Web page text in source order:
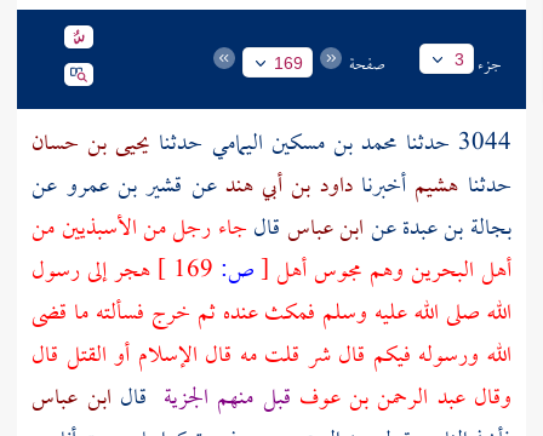
جزء 3 صفحة 169
3044 حدثنا محمد بن مسكين اليمامي حدثنا يحيى بن حسان
حدثنا هشيم أخبرناداود بن أبي هندعن قشير بن عمرو عن
بجالة بن عبدةعنابن عباسقالجاء رجل منالأسبذيينمن
أهلالبحرينوهم مجوسأهل[ص: هجرإلى رسول
الله صلى الله عليه وسلم فمكث عنده ثم خرج فسألته ما قضى
الله ورسوله فيكم قال شر قلت مه قال الإسلام أو القتل قال
وقالعبد الرحمن بن عوف قبل منهم الجزية قال ابن عباس